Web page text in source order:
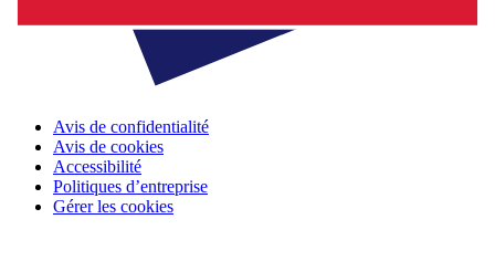
Avis de confidentialité
Avis de cookies
Accessibilité
Politiques d’entreprise
Gérer les cookies